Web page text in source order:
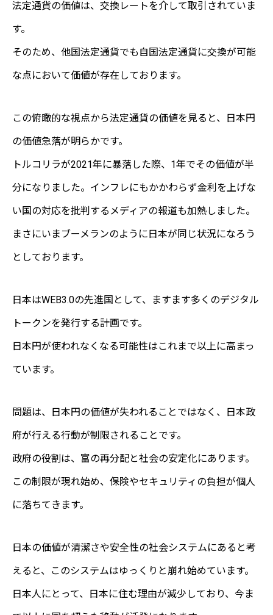
法定通貨の価値は、交換レートを介して取引されていま
す。
そのため、他国法定通貨でも自国法定通貨に交換が可能
な点において価値が存在しております。
この俯瞰的な視点から法定通貨の価値を見ると、日本円
の価値急落が明らかです。
トルコリラが2021年に暴落した際、1年でその価値が半
分になりました。インフレにもかかわらず金利を上げな
い国の対応を批判するメディアの報道も加熱しました。
まさにいまブーメランのように日本が同じ状況になろう
としております。
日本はWEB3.0の先進国として、ますます多くのデジタル
トークンを発行する計画です。
日本円が使われなくなる可能性はこれまで以上に高まっ
ています。
問題は、日本円の価値が失われることではなく、日本政
府が行える行動が制限されることです。
政府の役割は、富の再分配と社会の安定化にあります。
この制限が現れ始め、保険やセキュリティの負担が個人
に落ちてきます。
日本の価値が清潔さや安全性の社会システムにあると考
えると、このシステムはゆっくりと崩れ始めています。
日本人にとって、日本に住む理由が減少しており、今ま